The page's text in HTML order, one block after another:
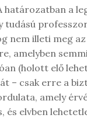
a
tudású
nem illeti meg
amelyben
(holott elő
– csak erre a
amely
és elvben